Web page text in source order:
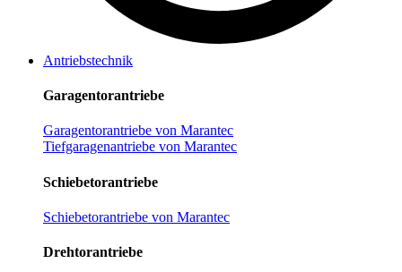
Antriebstechnik
Garagentorantriebe
Garagentorantriebe von Marantec
Tiefgaragenantriebe von Marantec
Schiebetorantriebe
Schiebetorantriebe von Marantec
Drehtorantriebe